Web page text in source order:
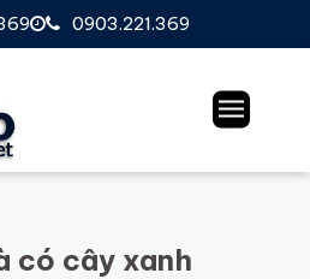
0903.221.369
có cây xanh